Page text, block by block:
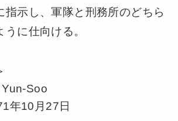
指示し、軍隊と刑務所のどちら
に仕向ける。
Soo
年10月27日